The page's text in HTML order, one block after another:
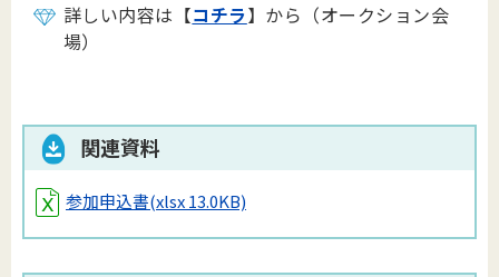
詳しい内容は【コチラ】から（オークション会
場）
関連資料
参加申込書(xlsx 13.0KB)